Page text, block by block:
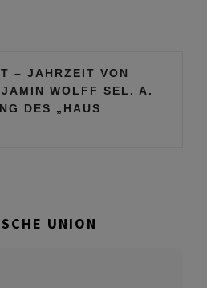
– JAHRZEIT VON
WOLFF SEL. A.
DES „HAUS
UNION